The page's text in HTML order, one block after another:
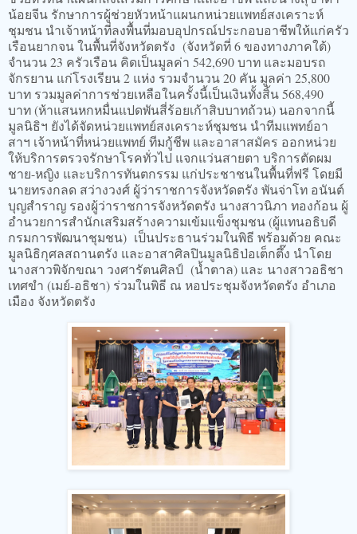
น้อยจีน รักษาการผู้ช่วยหัวหน้าแผนกหน่วยแพทย์สงเคราะห์
ชุมชน นำเจ้าหน้าที่ลงพื้นที่มอบอุปกรณ์ประกอบอาชีพให้แก่ครัว
เรือนยากจน ในพื้นที่จังหวัดตรัง (จังหวัดที่ 6 ของทางภาคใต้)
จำนวน 23 ครัวเรือน คิดเป็นมูลค่า 542,690 บาท และมอบรถ
จักรยาน แก่โรงเรียน 2 แห่ง รวมจำนวน 20 คัน มูลค่า 25,800
บาท รวมมูลค่าการช่วยเหลือในครั้งนี้เป็นเงินทั้งสิ้น 568,490
บาท (ห้าแสนหกหมื่นแปดพันสี่ร้อยเก้าสิบบาทถ้วน) นอกจากนี้
มูลนิธิฯ ยังได้จัดหน่วยแพทย์สงเคราะห์ชุมชน นำทีมแพทย์อา
สาฯ เจ้าหน้าที่หน่วยแพทย์ ทีมกู้ชีพ และอาสาสมัคร ออกหน่วย
ให้บริการตรวจรักษาโรคทั่วไป แจกแว่นสายตา บริการตัดผม
ชาย-หญิง และบริการทันตกรรม แก่ประชาชนในพื้นที่ฟรี โดยมี
นายทรงกลด สว่างวงศ์ ผู้ว่าราชการจังหวัดตรัง พันจ่าโท อนันต์
บุญสำราญ รองผู้ว่าราชการจังหวัดตรัง นางสาวนิภา ทองก้อน ผู้
อำนวยการสำนักเสริมสร้างความเข้มแข็งชุมชน (ผู้แทนอธิบดี
กรมการพัฒนาชุมชน) เป็นประธานร่วมในพิธี พร้อมด้วย คณะ
มูลนิธิกุศลสถานตรัง และอาสาศิลปินมูลนิธิป่อเต็กตึ๊ง นำโดย
นางสาวพิจักขณา วงศารัตนศิลป์ (น้ำตาล) และ นางสาวอธิชา
เทศขำ (เมย์-อธิชา) ร่วมในพิธี ณ หอประชุมจังหวัดตรัง อำเภอ
เมือง จังหวัดตรัง